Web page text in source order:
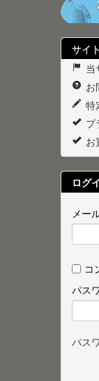
サイ
当
お
特
プ
お
ログ
メー
コ
パス
パス